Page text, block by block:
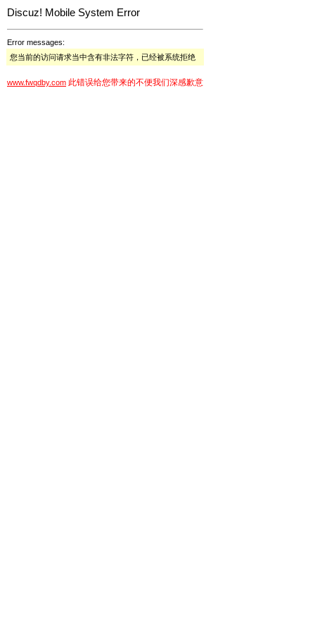
Discuz! Mobile System Error
Error messages:
您当前的访问请求当中含有非法字符，已经被系统拒绝
www.fwqdby.com 此错误给您带来的不便我们深感歉意